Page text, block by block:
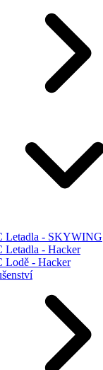
Letadla - SKYWING
Letadla - Hacker
Lodě - Hacker